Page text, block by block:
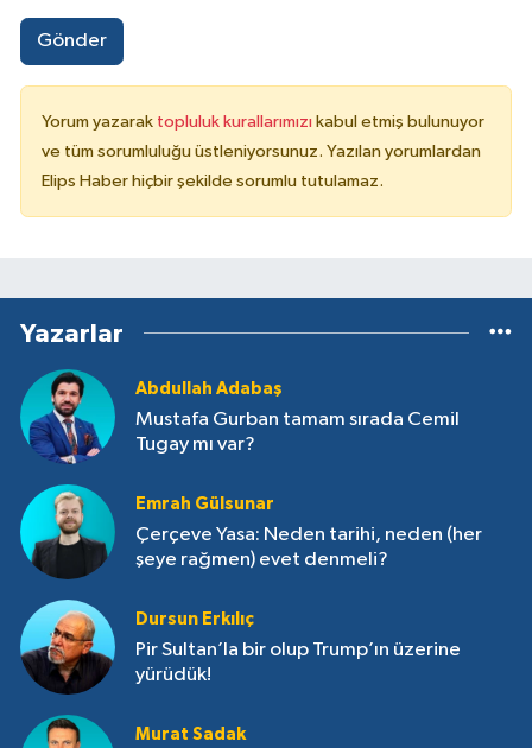
Gönder
Yorum yazarak topluluk kurallarımızı kabul etmiş bulunuyor
ve tüm sorumluluğu üstleniyorsunuz. Yazılan yorumlardan
Elips Haber hiçbir şekilde sorumlu tutulamaz.
Yazarlar
Abdullah Adabaş
Mustafa Gurban tamam sırada Cemil
Tugay mı var?
Emrah Gülsunar
Çerçeve Yasa: Neden tarihi, neden (her
şeye rağmen) evet denmeli?
Dursun Erkılıç
Pir Sultan’la bir olup Trump’ın üzerine
yürüdük!
Murat Sadak